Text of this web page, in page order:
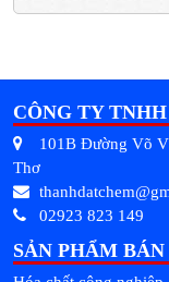
CÔNG TY
101B Đường Võ
Thơ
02923 823 149
SẢN PHẨM